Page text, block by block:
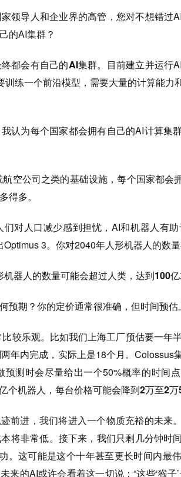
领导人和企业界的高管，您对不想错过
的AI集群？
都会有自己的AI集群。
目前建立并运行
训练一个前沿模型，需要大量的计算能力
认为每个国家都会拥有自己的AI计算集
空公司之类的基础设施，每个国家都会
得多。
对人口减少感到担忧，AI和机器人有
3。你对2040年人形机器人的数
器人的数量可能会超过人类，达到100亿
预期？你的定价通常很准确，但时间预估
较乐观。比如我们上海工厂预估要一年
年内完成，实际上是18个月。Colossus
测时会尽量给出一个50%概率的时间点
机器人，每台价格可能会降到2万至2万
前进，我们将进入一个物质充裕的未来
将非常低。接下来，我们只剩几分钟时
这可能是这个十年甚至更长时间内最
来的AI或许会看着这一切说：“这些‘猴子